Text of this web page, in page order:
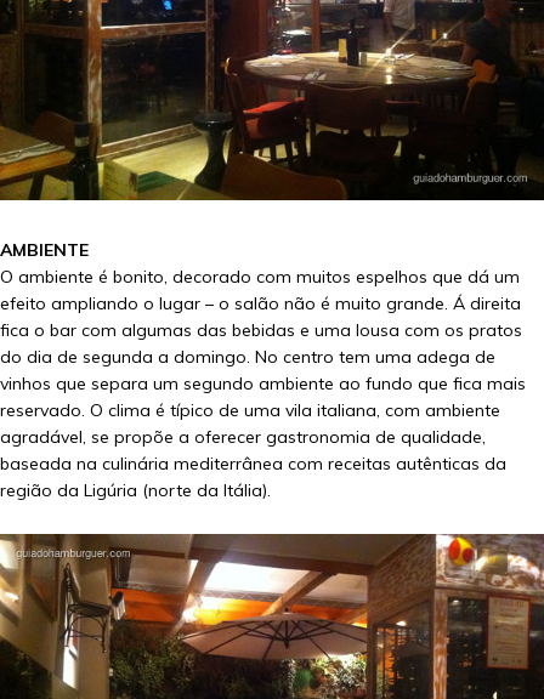
AMBIENTE
O ambiente é bonito, decorado com muitos espelhos que dá um
efeito ampliando o lugar – o salão não é muito grande. Á direita
fica o bar com algumas das bebidas e uma lousa com os pratos
do dia de segunda a domingo. No centro tem uma adega de
vinhos que separa um segundo ambiente ao fundo que fica mais
reservado. O clima é típico de uma vila italiana, com ambiente
agradável, se propõe a oferecer gastronomia de qualidade,
baseada na culinária mediterrânea com receitas autênticas da
região da Ligúria (norte da Itália).